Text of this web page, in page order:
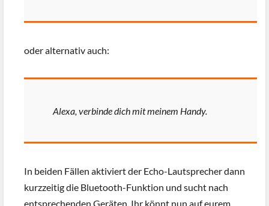
oder alternativ auch:
Alexa, verbinde dich mit meinem Handy.
In beiden Fällen aktiviert der Echo-Lautsprecher dann
kurzzeitig die Bluetooth-Funktion und sucht nach
entsprechenden Geräten. Ihr könnt nun auf eurem